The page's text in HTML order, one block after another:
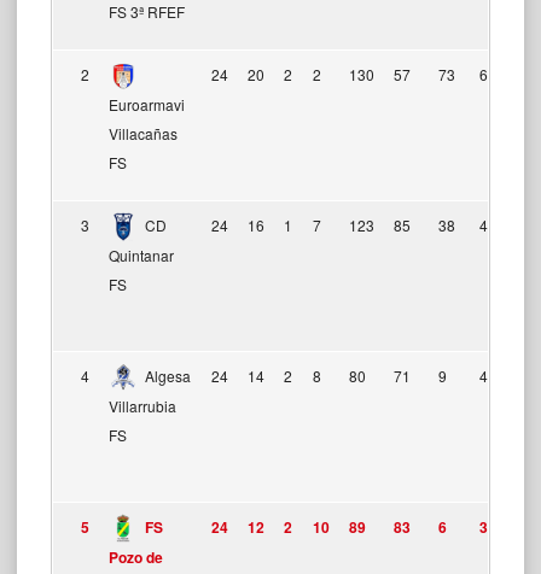
FS 3ª RFEF
2
Euroarmavi
Villacañas
FS
24 20 2 2 130 57 73 62
3
CD
Quintanar
FS
24 16 1 7 123 85 38 49
4
Algesa
Villarrubia
FS
24 14 2 8 80 71 9 44
5
FS
Pozo de
24 12 2 10 89 83 6 38